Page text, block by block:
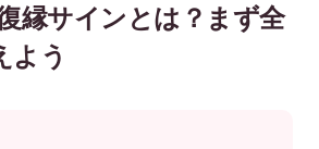
縁サインとは？まず全
よう